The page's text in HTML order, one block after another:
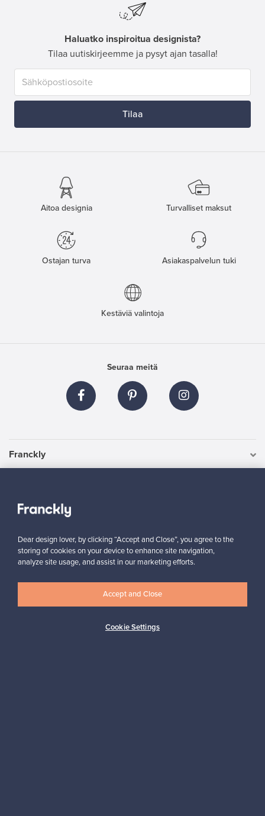
Haluatko inspiroitua designista?
Tilaa uutiskirjeemme ja pysyt ajan tasalla!
Tilaa
Aitoa designia Turvalliset maksut
Ostajan turva Asiakaspalvelun tuki
Kestäviä valintoja
Seuraa meitä
Franckly
Ostajille
Myyjille
Dear design lover, by clicking “Accept and Close”, you agree to the
storing of cookies on your device to enhance site navigation,
analyze site usage, and assist in our marketing efforts.
Cookie Settings
Accept and Close